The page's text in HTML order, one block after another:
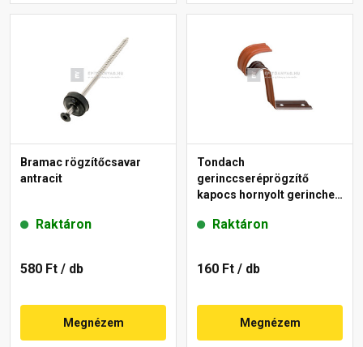
Bramac rögzítőcsavar
antracit
Raktáron
580 Ft / db
Megnézem
Tondach
gerinccseréprögzítő
kapocs hornyolt gerinchez
Raktáron
160 Ft / db
Megnézem